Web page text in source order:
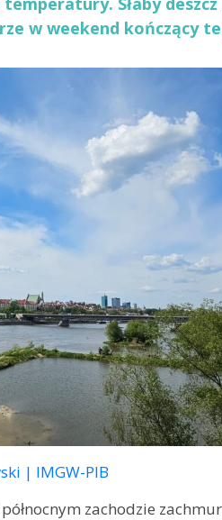
w weekend kończący
| IMGW-PIB
zachodzie